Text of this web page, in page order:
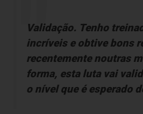
Validação. Tenho
incríveis e obtive bons
recentemente noutras
forma, esta luta vai
o nível que é esperado